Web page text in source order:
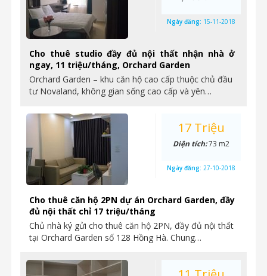
Cho thuê studio đầy đủ nội thất nhận nhà ở
ngay, 11 triệu/tháng, Orchard Garden
Orchard Garden – khu căn hộ cao cấp thuộc chủ đầu
tư Novaland, không gian sống cao cấp và yên…
Ngày đăng: 15-11-2018
Cho thuê căn hộ 2PN dự án Orchard Garden, đầy
đủ nội thất chỉ 17 triệu/tháng
Chủ nhà ký gửi cho thuê căn hộ 2PN, đầy đủ nội thất
tại Orchard Garden số 128 Hồng Hà. Chung…
17 Triệu
Diện tích:73 m2
Ngày đăng: 27-10-2018